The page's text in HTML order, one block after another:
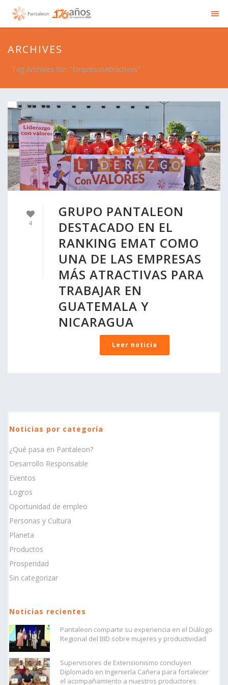
ARCHIVES
Tag Archives for: "EmpresasAtractivas"
4
GRUPO PANTALEON
DESTACADO EN EL
RANKING EMAT COMO
UNA DE LAS EMPRESAS
MÁS ATRACTIVAS PARA
TRABAJAR EN
GUATEMALA Y
NICARAGUA
Leer noticia
Noticias por categoría
¿Qué pasa en Pantaleon?
Desarrollo Responsable
Eventos
Logros
Oportunidad de empleo
Personas y Cultura
Planeta
Productos
Prosperidad
Sin categorizar
Noticias recientes
Pantaleon comparte su experiencia en el Diálogo
Regional del BID sobre mujeres y productividad
Supervisores de Extensionismo concluyen
Diplomado en Ingeniería Cañera para fortalecer
el acompañamiento a nuestros productores